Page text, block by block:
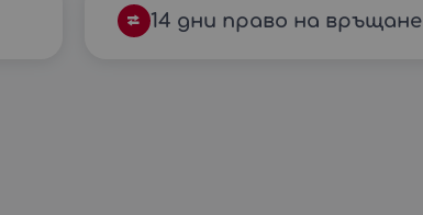
14 дни право на връщане